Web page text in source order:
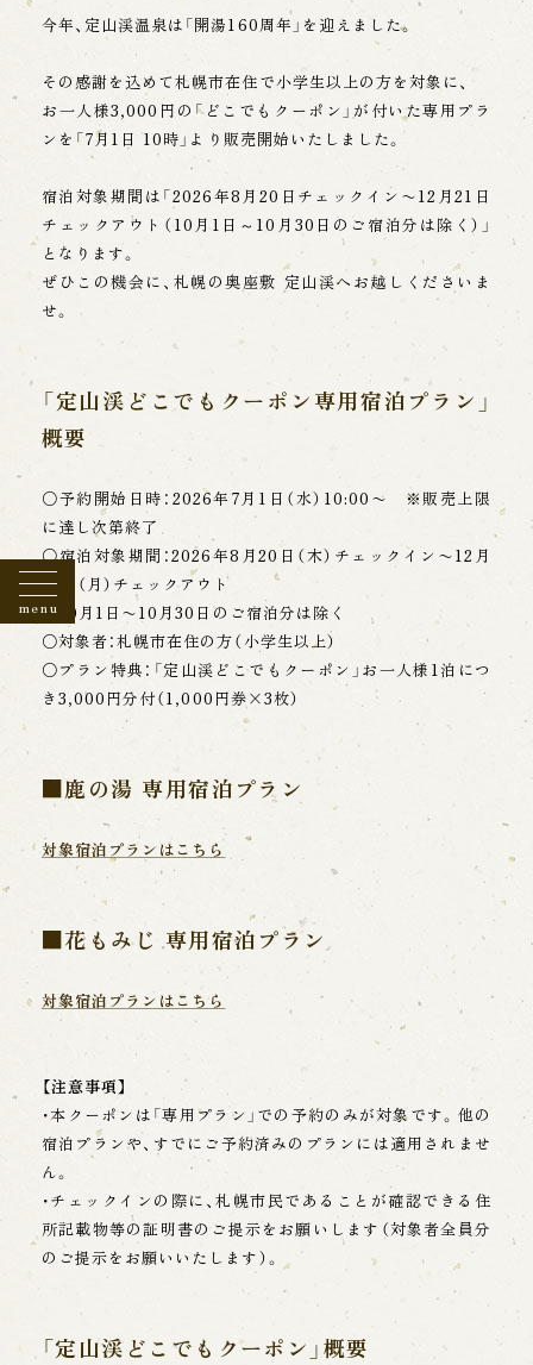
本人の同意を得るようにします。
当グループは、以下の場合を除き、お客様本人の個
人情報を第三者に提供いたしません。
・お客様にあらかじめ同意をいただいた場合。
・お客様が希望されるサービスを提供するため、情
報の開示や共有が必要と認められる場合。
（個人情報保護の水準を満たした業務委託先を含
む。）
・警察や裁判所等の公的機関から、法律に基づく正
急の必要がある場合。
【センシティブ情報の取扱い】
な範囲内で取得、利用または第三者への提供を行
うときは、本人の同意を得るようにします。
【安全管理措置】
当グループは、取り扱う個人情報の漏洩、滅失また
は毀損の防止、その他の個人情報の安全管理のた
め、適切なセキュリティ対策を講じます。
【個人情報の開示・訂正・削除・利用停止等】
当グループは、お客様ご自身が個人情報の開示、訂
正、削除、利用停止等を希望される場合、ご本人で
あることを確認したうえで適切に対応します。
【クッキーについて】
クッキー(COOKIE)及びアクセスログについて
当グループのウェブサイトでは、お客様が便利に
利用いただける様、クッキー(Cookie)を使用して
います。
クッキーとは、ウェブサーバーからお客様のブラウザ、ハード
ディスクに小さなファイルデー タを送信し特定の情報を記
録する機能です。 クッキーは、多くのサイトでお客様に有益
な機能を提供する目的で使用されており、お客様個人 の身元
トでは、お客様が訪問された際に、アクセスされた日時、IP ア
ドレス、使用 しているブラウザの種類等の情報を記録し、一
定期間保存しています。 記録した内容は、ウェブサイトの利
用状況に関する統計分析として、利便性の向上、サーバー管
理、不正アクセスの調査を目的に使用します。 アクセスログ
として記録された内容は、お客様個人の身元を特定できる機
能ではありません。当グループは法令等の変更に伴い、プラ
イバシーポリシーを変更することがあります。 変更後の内容
は、当ウェブページに掲載いたします。 なお、当ウェブサイ
トにリンクされている他のウェブサイトにおけるお客様の個
人情報の保護 管理については、当グループは責任を負いませ
menu
オンラインショップ
今年、定山渓温泉は「開湯160周年」を迎えました。
その感謝を込めて札幌市在住で小学生以上の方を対象に、
お一人様3,000円の「どこでもクーポン」が付いた専用プラ
ンを「7月1日 10時」より販売開始いたしました。
宿泊対象期間は「2026年8月20日チェックイン〜12月21日
チェックアウト（10月1日～10月30日のご宿泊分は除く）」
となります。
ぜひこの機会に、札幌の奥座敷 定山渓へお越しくださいま
せ。
「定山渓どこでもクーポン専用宿泊プラン」
概要
○予約開始日時：2026年7月1日（水）10:00〜 ※販売上限
に達し次第終了
○宿泊対象期間：2026年8月20日（木）チェックイン〜12月
21日（月）チェックアウト
※10月1日〜10月30日のご宿泊分は除く
○対象者：札幌市在住の方（小学生以上）
○プラン特典：「定山渓どこでもクーポン」お一人様1泊につ
き3,000円分付（1,000円券×3枚）
■鹿の湯 専用宿泊プラン
対象宿泊プランはこちら
■花もみじ 専用宿泊プラン
対象宿泊プランはこちら
【注意事項】
・本クーポンは「専用プラン」での予約のみが対象です。他の
宿泊プランや、すでにご予約済みのプランには適用されませ
ん。
・チェックインの際に、札幌市民であることが確認できる住
所記載物等の証明書のご提示をお願いします（対象者全員分
のご提示をお願いいたします）。
「定山渓どこでもクーポン」概要